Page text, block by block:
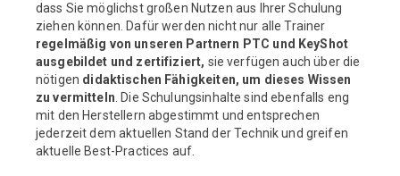
dass Sie möglichst großen Nutzen aus Ihrer Schulung
ziehen können. Dafür werden nicht nur alle Trainer
regelmäßig von unseren Partnern PTC und KeyShot
ausgebildet und zertifiziert, sie verfügen auch über die
nötigen didaktischen Fähigkeiten, um dieses Wissen
zu vermitteln. Die Schulungsinhalte sind ebenfalls eng
mit den Herstellern abgestimmt und entsprechen
jederzeit dem aktuellen Stand der Technik und greifen
aktuelle Best-Practices auf.